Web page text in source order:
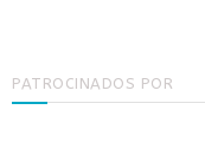
PATROCINADOS POR